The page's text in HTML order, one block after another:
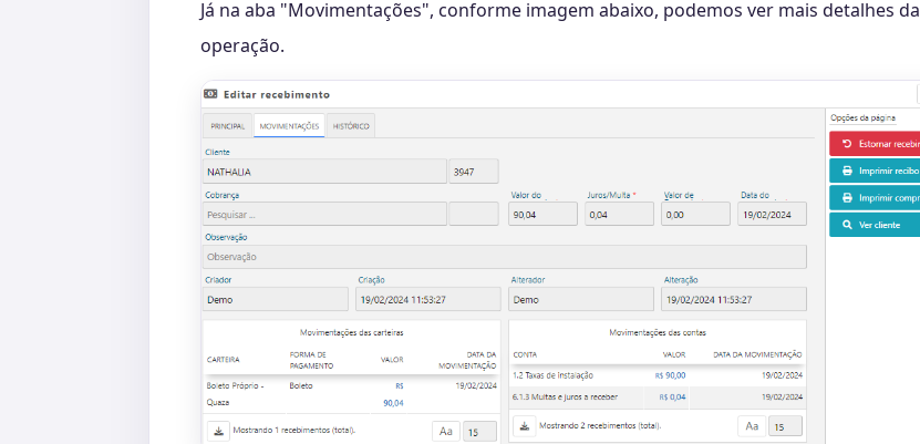
Já na aba "Movimentações", conforme imagem abaixo, podemos ver mais detalhes da
operação.